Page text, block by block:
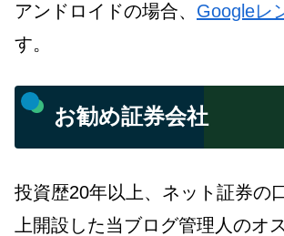
アンドロイドの場合、 Googleレ
す。
お勧め証券会社
投資歴20年以上、ネット証券の
上開設した当ブログ管理人のオ